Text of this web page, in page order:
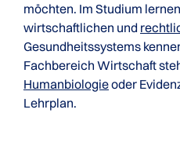
möchten. Im Studium
wirtschaftlichen und
Gesundheitssystems
Fachbereich Wirtschaft
Humanbiologieoder
Lehrplan.